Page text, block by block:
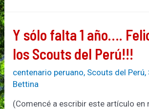
Y sólo falta 1 año….
los Scouts del Perú!!!
centenario peruano, Scouts del Perú,
Bettina
(Comencé a escribir este artículo en